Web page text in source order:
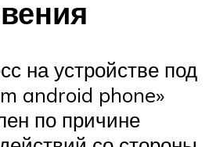
на устройстве под
android phone»
по причине